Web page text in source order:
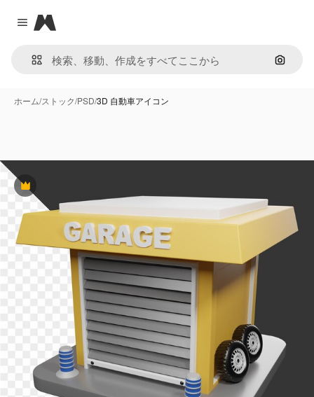
Close menu
Magnific
画像で
ホーム/ストック/PSD/3D 自動車アイコン
Premium